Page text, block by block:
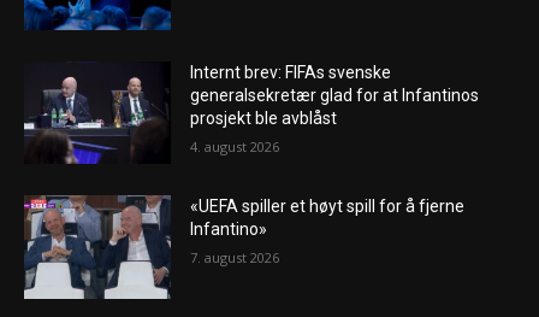
Internt brev: FIFAs svenske
generalsekretær glad for at Infantinos
prosjekt ble avblåst
4. august 2026
«UEFA spiller et høyt spill for å fjerne
Infantino»
7. august 2026